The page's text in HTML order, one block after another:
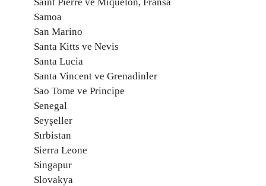
Samoa
San Marino
Santa Kitts ve Nevis
Santa Lucia
Santa Vincent ve Grenadinler
Sao Tome ve Principe
Senegal
Seyşeller
Sırbistan
Sierra Leone
Singapur
Slovakya